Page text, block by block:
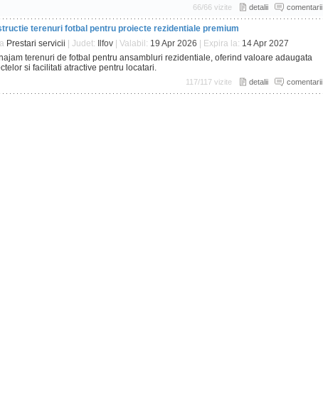
66/66 vizite detalii comentarii
terenuri fotbal pentru proiecte rezidentiale premium
Prestari servicii | Judet: Ilfov | Valabil: 19 Apr 2026 | Expira la: 14 Apr 2027
terenuri de fotbal pentru ansambluri rezidentiale, oferind valoare adaugata
si facilitati atractive pentru locatari.
117/117 vizite detalii comentarii